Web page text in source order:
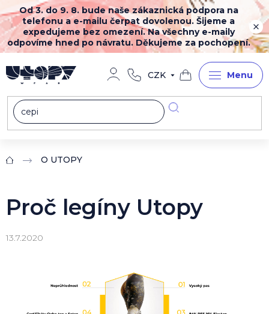
Přejít
na
obsah
Od 3. do 9. 8. bude naše zákaznická podpora na
telefonu a e-mailu čerpat dovolenou. Šijeme a
expedujeme bez omezení. Na všechny e-maily
odpovíme hned po návratu. Děkujeme za pochopení.
CZK
Nákupní
košík
Domů O UTOPY
Proč legíny Utopy
13.7.2020